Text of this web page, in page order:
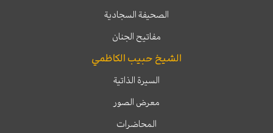
الصحيفة السجادية
مفاتيح الجنان
الشيخ حبيب الكاظمي
السيرة الذاتية
معرض الصور
المحاضرات